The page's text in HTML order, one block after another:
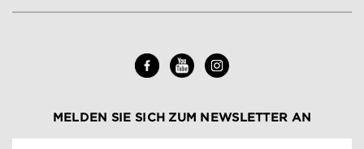
MELDEN SIE SICH ZUM NEWSLETTER AN